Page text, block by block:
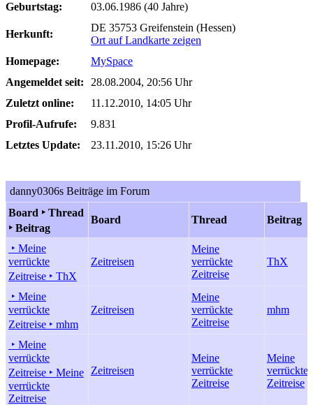
Geburtstag:
03.06.1986 (40 Jahre)
Herkunft:
DE 35753 Greifenstein (Hessen)
Ort auf Landkarte zeigen
Homepage:
MySpace
Angemeldet seit:
28.08.2004, 20:56 Uhr
Zuletzt online:
11.12.2010, 14:05 Uhr
Profil-Aufrufe:
9.831
Letztes Update:
23.11.2010, 15:26 Uhr
danny0306s Beiträge im Forum
Board ‣ Thread
‣ Beitrag
Board Thread Beitrag
‣ Meine
verrückte
Zeitreise ‣ ThX
Zeitreisen
Meine
verrückte
Zeitreise
ThX
‣ Meine
verrückte
Zeitreise ‣ mhm
Zeitreisen
Meine
verrückte
Zeitreise
mhm
‣ Meine
verrückte
Zeitreise ‣ Meine
verrückte
Zeitreise
Zeitreisen
Meine
verrückte
Zeitreise
Meine
verrückte
Zeitreise